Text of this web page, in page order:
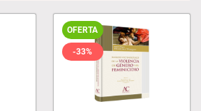
OFERTA
-33%